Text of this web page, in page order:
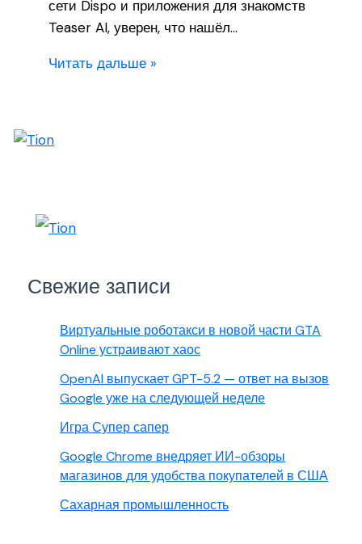
сети Dispo и приложения для знакомств
Teaser AI, уверен, что нашёл…
Читать дальше »
Свежие записи
Виртуальные роботакси в новой части GTA
Online устраивают хаос
OpenAI выпускает GPT-5.2 — ответ на вызов
Google уже на следующей неделе
Игра Супер сапер
Google Chrome внедряет ИИ-обзоры
магазинов для удобства покупателей в США
Сахарная промышленность